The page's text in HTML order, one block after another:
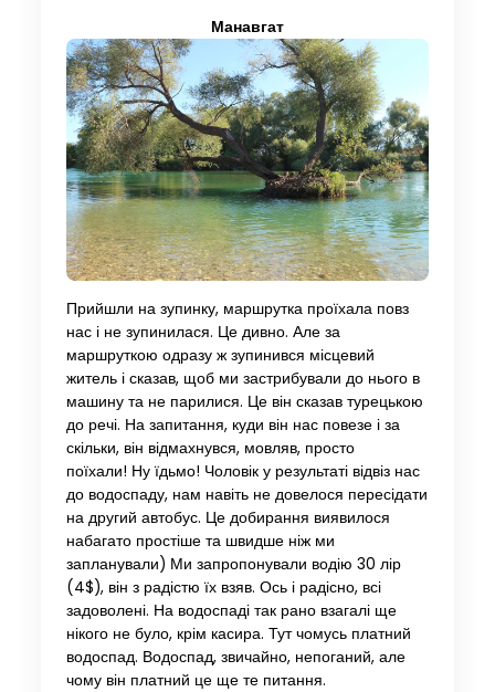
Манавгат
Прийшли на зупинку, маршрутка проїхала повз
нас і не зупинилася. Це дивно. Але за
маршруткою одразу ж зупинився місцевий
житель і сказав, щоб ми застрибували до нього в
машину та не парилися. Це він сказав турецькою
до речі. На запитання, куди він нас повезе і за
скільки, він відмахнувся, мовляв, просто
поїхали! Ну їдьмо! Чоловік у результаті відвіз нас
до водоспаду, нам навіть не довелося пересідати
на другий автобус. Це добирання виявилося
набагато простіше та швидше ніж ми
запланували) Ми запропонували водію 30 лір
(4$), ​​він з радістю їх взяв. Ось і радісно, всі
задоволені. На водоспаді так рано взагалі ще
нікого не було, крім касира. Тут чомусь платний
водоспад. Водоспад, звичайно, непоганий, але
чому він платний це ще те питання.